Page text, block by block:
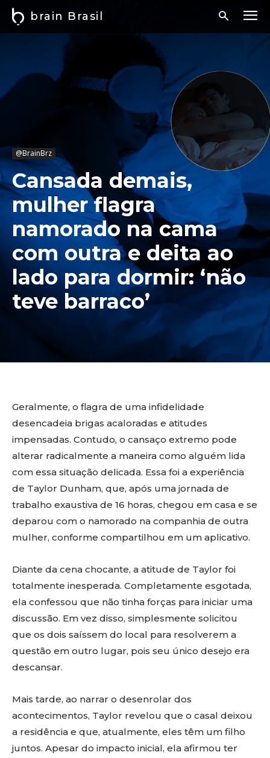
brain Brasil
@BrainBrz
Cansada demais,
mulher flagra
namorado na cama
com outra e deita ao
lado para dormir: ‘não
teve barraco’
Geralmente, o flagra de uma infidelidade
desencadeia brigas acaloradas e atitudes
impensadas. Contudo, o cansaço extremo pode
alterar radicalmente a maneira como alguém lida
com essa situação delicada. Essa foi a experiência
de Taylor Dunham, que, após uma jornada de
trabalho exaustiva de 16 horas, chegou em casa e se
deparou com o namorado na companhia de outra
mulher, conforme compartilhou em um aplicativo.
Diante da cena chocante, a atitude de Taylor foi
totalmente inesperada. Completamente esgotada,
ela confessou que não tinha forças para iniciar uma
discussão. Em vez disso, simplesmente solicitou
que os dois saíssem do local para resolverem a
questão em outro lugar, pois seu único desejo era
descansar.
Mais tarde, ao narrar o desenrolar dos
acontecimentos, Taylor revelou que o casal deixou
a residência e que, atualmente, eles têm um filho
juntos. Apesar do impacto inicial, ela afirmou ter